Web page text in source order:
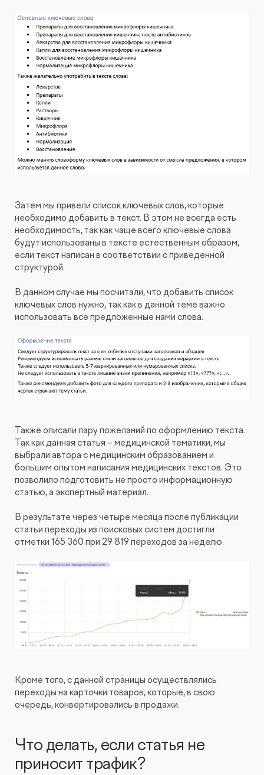
Затем мы привели список ключевых слов, которые
необходимо добавить в текст. В этом не всегда есть
необходимость, так как чаще всего ключевые слова
будут использованы в тексте естественным образом,
если текст написан в соответствии с приведенной
структурой.
В данном случае мы посчитали, что добавить список
ключевых слов нужно, так как в данной теме важно
использовать все предложенные нами слова.
Также описали пару пожеланий по оформлению текста.
Так как данная статья – медицинской тематики, мы
выбрали автора с медицинским образованием и
большим опытом написания медицинских текстов. Это
позволило подготовить не просто информационную
статью, а экспертный материал.
В результате через четыре месяца после публикации
статьи переходы из поисковых систем достигли
отметки 165 360 при 29 819 переходов за неделю.
Кроме того, с данной страницы осуществлялись
переходы на карточки товаров, которые, в свою
очередь, конвертировались в продажи.
Что делать, если статья не
приносит трафик?